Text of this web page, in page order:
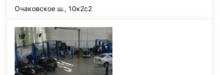
Очаковское ш., 10к2с2